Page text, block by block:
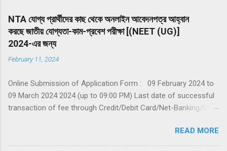
NTA যোগ্য প্রার্থীদের কাছ থেকে অনলাইন আবেদনপত্র আহ্বান
করছে জাতীয় যোগ্যতা-কাম-প্রবেশ পরীক্ষা [(NEET (UG)]
2024-এর জন্য
February 11, 2024
Online Submission of Application Form : 09 February 2024 to
09 March 2024 2024 (up to 09:00 PM) Last date of successful
transaction of fee through Credit/Debit Card/Net-Banking/UPI :
2024 (Sunday) Duration of Examination: 200 minutes (03 hours
20 Minutes) Timing of Examination: 02:00 PM to 05:20 PM (IST)
READ MORE